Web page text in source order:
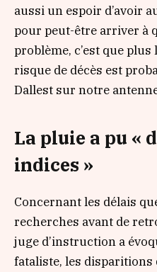
aussi un espoir d’avoir
pour peut-être arriver à
problème, c’est que
risque de décès est
Dallest sur notre
La pluie a pu «
indices »
Concernant les délais
recherches avant de
juge d’instruction a
fataliste, les disparitions